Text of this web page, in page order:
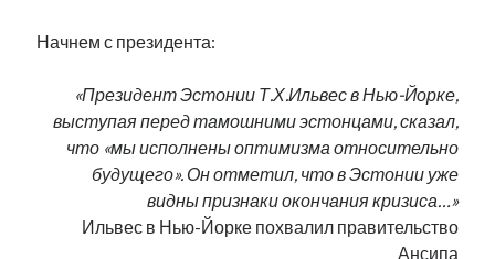
евросоюз интервью история
образование
парад клоунов партия поводырь
подкаст потеряны данные пресса программа
россия русский роман
русскоязычное образование сми ссср стенограмма
Начнем с президента:
«Президент Эстонии Т.Х.Ильвес в Нью-Йорке,
выступая перед тамошними эстонцами, сказал,
что «мы исполнены оптимизма относительно
будущего». Он отметил, что в Эстонии уже
видны признаки окончания кризиса…»
Ильвес в Нью-Йорке похвалил правительство
Ансипа